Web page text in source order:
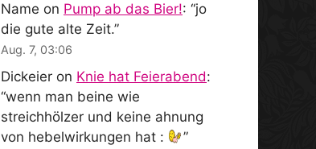
Name on Pump ab das Bier!: “jo
die gute alte Zeit.”
Aug. 7, 03:06
Dickeier on Knie hat Feierabend:
“wenn man beine wie
streichhölzer und keine ahnung
von hebelwirkungen hat :
”